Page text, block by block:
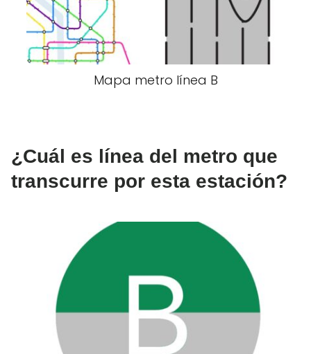
Mapa metro línea B
¿Cuál es línea del metro que
transcurre por esta estación?